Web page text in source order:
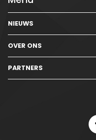
NIEUWS
OVER ONS
PARTNERS